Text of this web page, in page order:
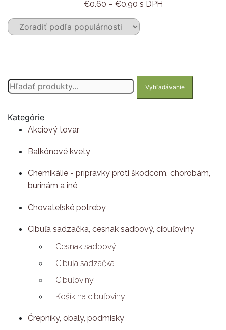
si
€0.60 – €0.90Price
€0.60
s DPH
Hľadať:
Vyhľadávanie
Kategórie
Akciový tovar
Balkónové kvety
Chemikálie - prípravky proti škodcom, chorobám,
burinám a iné
Chovateľské potreby
Cibuľa sadzačka, cesnak sadbový, cibuľoviny
Cesnak sadbový
Cibuľa sadzačka
Cibuľoviny
Košík na cibuľoviny
Črepníky, obaly, podmisky